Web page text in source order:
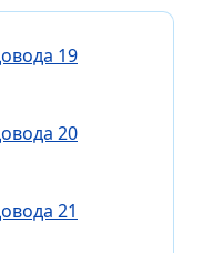
19
20
21